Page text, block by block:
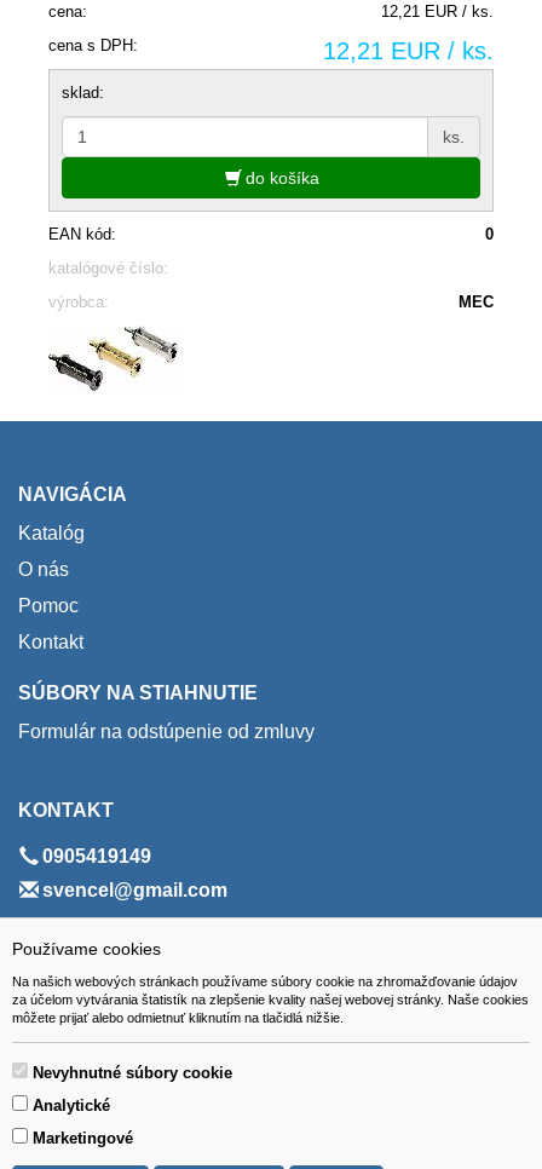
Používame cookies
Na našich webových stránkach používame súbory cookie na zhromažďovanie údajov
za účelom vytvárania štatistík na zlepšenie kvality našej webovej stránky. Naše cookies
môžete prijať alebo odmietnuť kliknutím na tlačidlá nižšie.
Nevyhnutné súbory cookie
Analytické
Marketingové
cena:
12,21 EUR / ks.
cena s DPH:
12,21 EUR / ks.
sklad:
ks.
do košíka
EAN kód:
0
katalógové číslo:
výrobca:
MEC
NAVIGÁCIA
Katalóg
O nás
Pomoc
Kontakt
SÚBORY NA STIAHNUTIE
Formulár na odstúpenie od zmluvy
KONTAKT
0905419149
svencel@gmail.com
ADRESA
VEST - tech s.r.o.
Hviezdoslavova 280/6, 965 01 Žiar nad Hronom
Slovakia (Slovak Republic)